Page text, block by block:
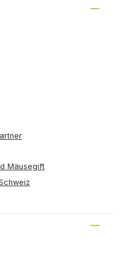
Mäusegift